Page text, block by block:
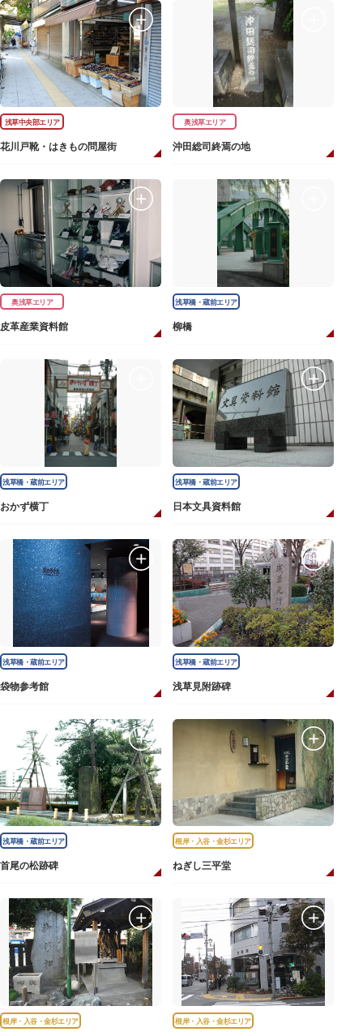
浅草中央部エリア
花川戸靴・はきもの問屋街
奥浅草エリア
沖田総司終焉の地
奥浅草エリア
皮革産業資料館
浅草橋・蔵前エリア
柳橋
浅草橋・蔵前エリア
おかず横丁
浅草橋・蔵前エリア
日本文具資料館
浅草橋・蔵前エリア
袋物参考館
浅草橋・蔵前エリア
浅草見附跡碑
浅草橋・蔵前エリア
首尾の松跡碑
根岸・入谷・金杉エリア
ねぎし三平堂
根岸・入谷・金杉エリア 根岸・入谷・金杉エリア